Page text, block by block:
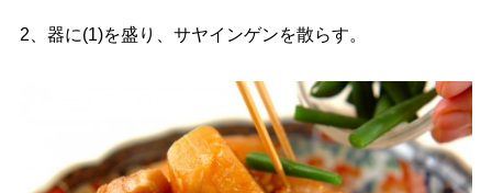
2、器に(1)を盛り、サヤインゲンを散らす。